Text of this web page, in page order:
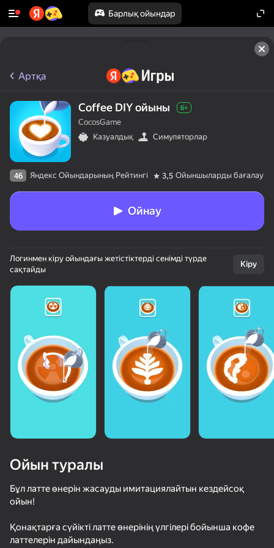
Барлық ойындар
50+ топ ойындар, оларды ойнайды
тіпті «ойнамайтын» адамдар да
Артқа
Coffee DIY ойыны 6+
CocosGame
Казуалдық
Симуляторлар
46 Яндекс Ойындарының Рейтингі 3,5 Ойыншыларды бағалау
Ойнау
Логинмен кіру ойындағы жетістіктерді сенімді түрде
сақтайды
Кіру
Ойын туралы
Бұл латте өнерін жасауды имитациялайтын кездейсоқ
ойын!
Қонақтарға сүйікті латте өнерінің үлгілері бойынша кофе
латтелерін дайындаңыз.